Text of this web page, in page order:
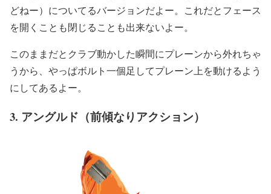
どねー）についてるバージョンだよー。これだとフェース
を開くことも閉じることも出来ないよー。
このままだとクラブ動かした瞬間にプレーンから外れちゃ
うから、やっぱボルト一個足してプレーン上を動けるよう
にしてあるよー。
3. アングルド（前傾なりアクション）